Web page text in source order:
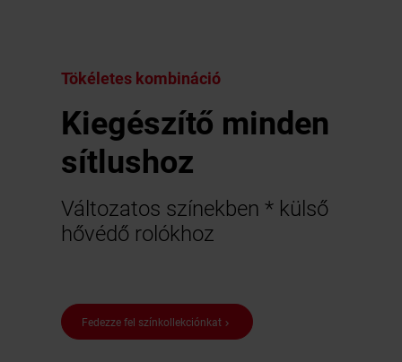
Tökéletes kombináció
Kiegészítő minden
sítlushoz
Változatos színekben * külső
hővédő rolókhoz
Fedezze fel színkollekciónkat keyboard_arrow_right